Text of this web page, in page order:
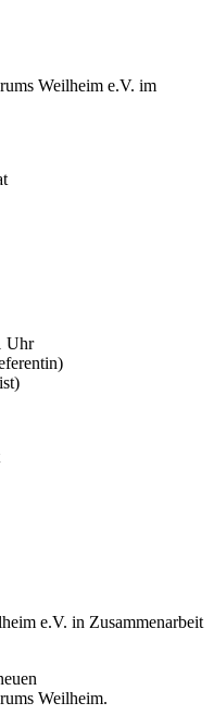
Weilheim e.V. im
Uhr
e.V. in Zusammenarbeit
Weilheim.